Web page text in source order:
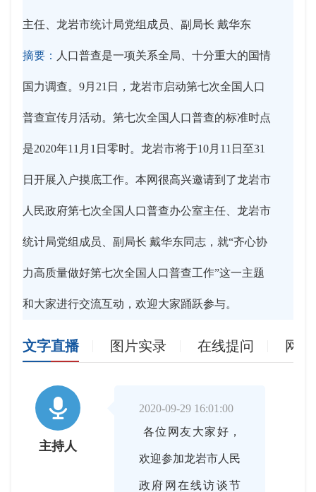
主任、龙岩市统计局党组成员、副局长 戴华东
摘要： 人口普查是一项关系全局、十分重大的国情
国力调查。9月21日，龙岩市启动第七次全国人口
普查宣传月活动。第七次全国人口普查的标准时点
是2020年11月1日零时。龙岩市将于10月11日至31
日开展入户摸底工作。本网很高兴邀请到了龙岩市
人民政府第七次全国人口普查办公室主任、龙岩市
统计局党组成员、副局长 戴华东同志，就“齐心协
力高质量做好第七次全国人口普查工作”这一主题
和大家进行交流互动，欢迎大家踊跃参与。
文字直播 图片实录 在线提问 网

主持人
2020-09-29 16:01:00
各位网友大家好，
欢迎参加龙岩市人民
政府网在线访谈节